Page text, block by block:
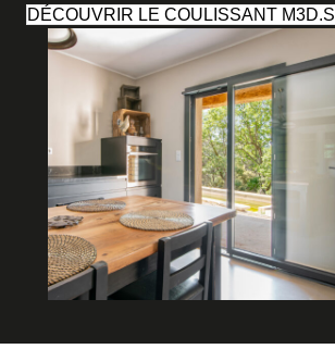
DÉCOUVRIR LE COULISSANT M3D.S